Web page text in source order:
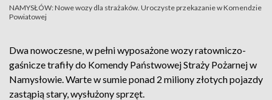
NAMYSŁÓW: Nowe wozy dla strażaków. Uroczyste przekazanie w Komendzie
Powiatowej
Dwa nowoczesne, w pełni wyposażone wozy ratowniczo-
gaśnicze trafiły do Komendy Państwowej Straży Pożarnej w
Namysłowie. Warte w sumie ponad 2 miliony złotych pojazdy
zastąpią stary, wysłużony sprzęt.